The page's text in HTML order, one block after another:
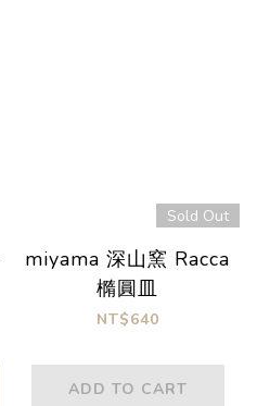
Sold Out
miyama 深山窯 Racca
橢圓皿
NT$640
ADD TO CART